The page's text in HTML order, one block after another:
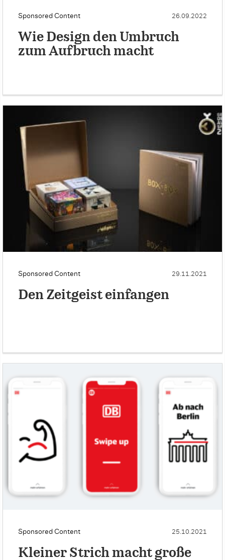
Sponsored Content 26.09.2022
Wie Design den Umbruch
zum Aufbruch macht
Sponsored Content 29.11.2021
Den Zeitgeist einfangen
Sponsored Content 25.10.2021
Kleiner Strich macht große